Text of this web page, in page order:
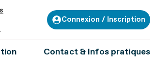
Connexion / Inscription
Contact & Infos pratiques